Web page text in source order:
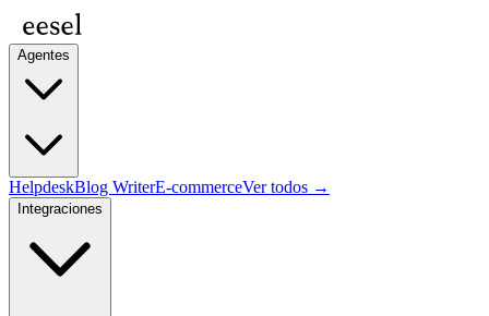
Agentes
HelpdeskBlog WriterE-commerceVer todos →
Integraciones